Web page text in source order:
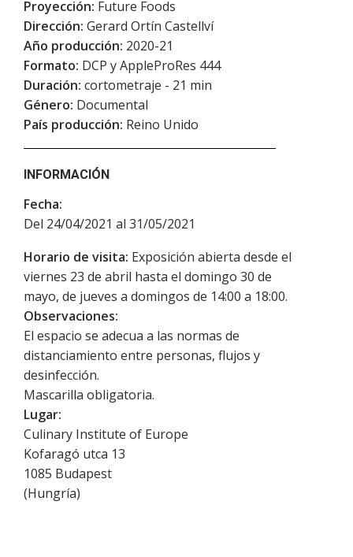
Proyección: Future Foods
Dirección: Gerard Ortín Castellví
Año producción: 2020-21
Formato: DCP y AppleProRes 444
Duración: cortometraje - 21 min
Género: Documental
País producción: Reino Unido
INFORMACIÓN
Fecha:
Del 24/04/2021 al 31/05/2021
Horario de visita: Exposición abierta desde el
viernes 23 de abril hasta el domingo 30 de
mayo, de jueves a domingos de 14:00 a 18:00.
Observaciones:
El espacio se adecua a las normas de
distanciamiento entre personas, flujos y
desinfección.
Mascarilla obligatoria.
Lugar:
Culinary Institute of Europe
Kofaragó utca 13
1085 Budapest
(Hungría)